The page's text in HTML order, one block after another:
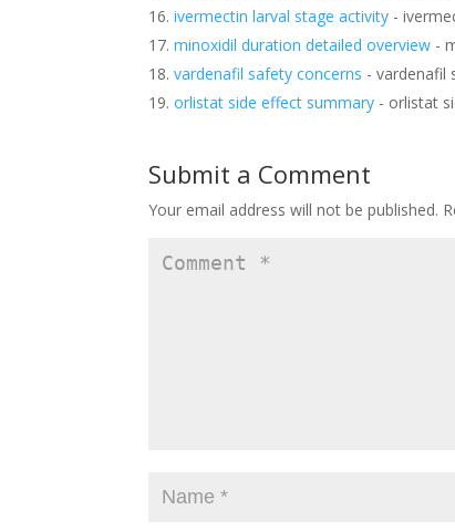
ivermectin larval stage activity -
minoxidil duration detailed overview -
vardenafil safety concerns - vardenafil
orlistat side effect summary - orlistat
Submit a Comment
Your email address will not be published.